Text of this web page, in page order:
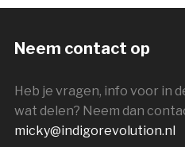
Neem contact op
Heb je vragen, info voor in
wat delen? Neem dan
micky@indigorevolution.nl